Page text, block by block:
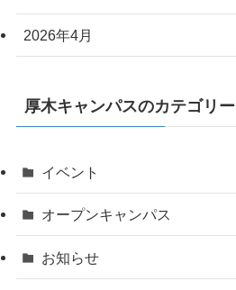
2026年4月
厚木キャンパスのカテゴリー
イベント
オープンキャンパス
お知らせ